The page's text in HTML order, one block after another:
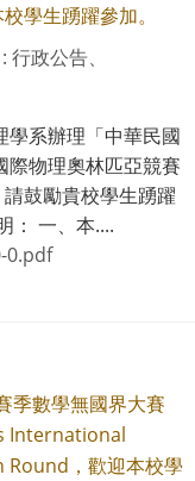
學生踴躍參加。
政公告、
學系辦理「中華民國
際物理奧林匹亞競賽
鼓勵貴校學生踴躍
： 一、本....
0.pdf
季數學無國界大賽
International
，歡迎本校學